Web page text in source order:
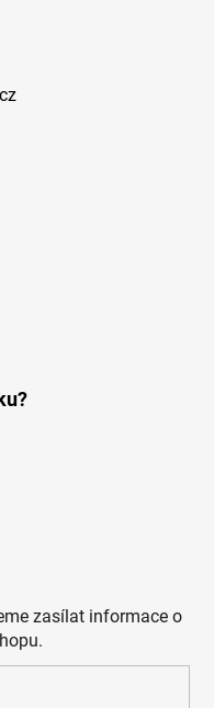
zasílat informace o